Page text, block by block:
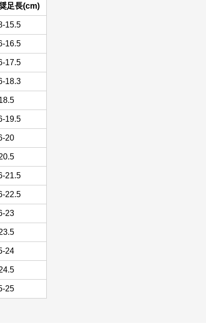
足長(cm)
15.5
16.5
17.5
18.3
19.5
20
21.5
22.5
23
24
25